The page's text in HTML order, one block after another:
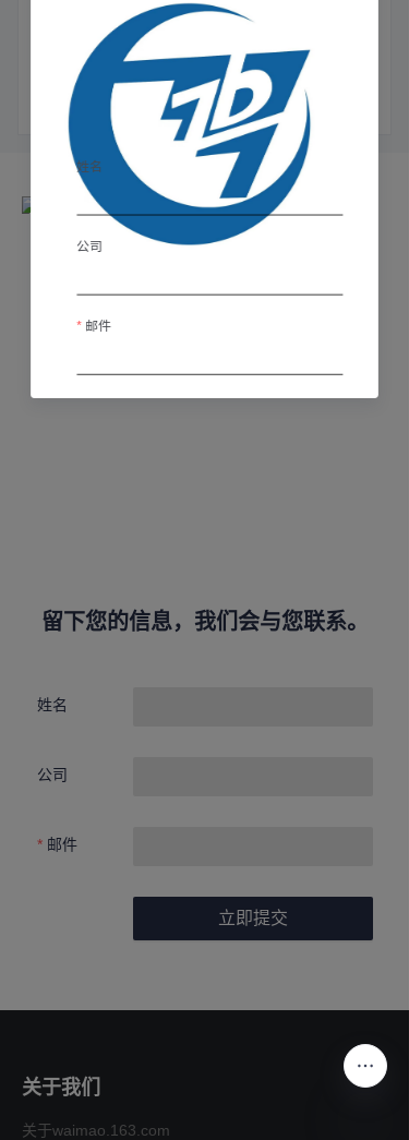
物流方式 快递
留下您的信息，我们会与您联系。
姓名
公司
邮件
立即提交
关于我们
关于waimao.163.com
姓名
公司
邮件